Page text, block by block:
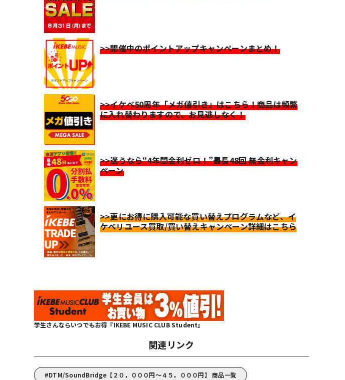
>>開催中のポイントアップキャンペーンまとめ！
>>イケベ50周年「メガ値引き」はこちら！商品は頻繁
に入れ替わりますので、お見逃しなく！
>>迷うなら“4年間金利ゼロ！”最長48回 無金利キャン
ペーン
>>更にお得に購入可能な買い替えプログラムなど、イ
ケベリユース買取/買い替えキャンペーン詳細はこちら
学生さんならいつでもお得『IKEBE MUSIC CLUB Student』
関連リンク
DTM/SoundBridge【２０，０００円～４５，０００円】 商品一覧